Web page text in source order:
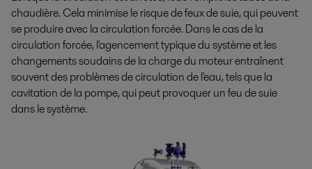
chaudière. Cela minimise le risque de feux de suie, qui peuvent
se produire avec la circulation forcée. Dans le cas de la
circulation forcée, l'agencement typique du système et les
changements soudains de la charge du moteur entraînent
souvent des problèmes de circulation de l'eau, tels que la
cavitation de la pompe, qui peut provoquer un feu de suie
dans le système.